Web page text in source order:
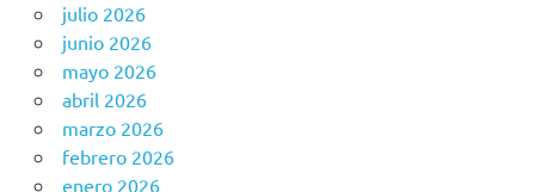
julio 2026
junio 2026
mayo 2026
abril 2026
marzo 2026
febrero 2026
enero 2026